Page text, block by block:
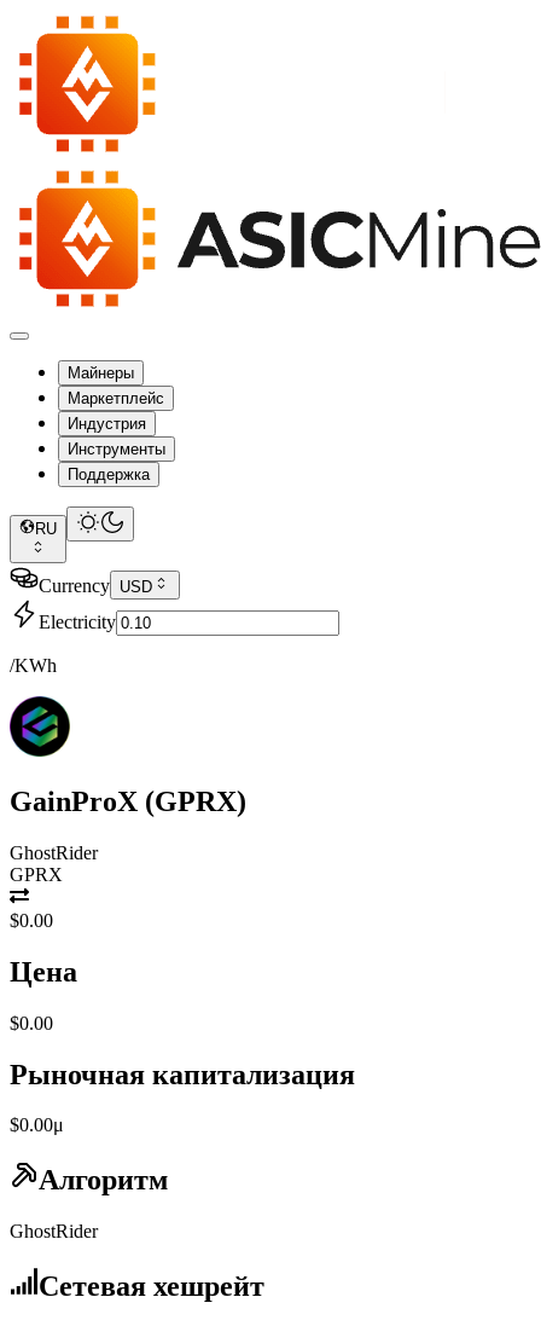
Майнеры
Маркетплейс
Индустрия
Инструменты
Поддержка
RU
Currency USD
Electricity
/KWh
GainProX (GPRX)
GhostRider
GPRX
$0.00
Цена
$0.00
Рыночная капитализация
$0.00μ
Алгоритм
GhostRider
Сетевая хешрейт